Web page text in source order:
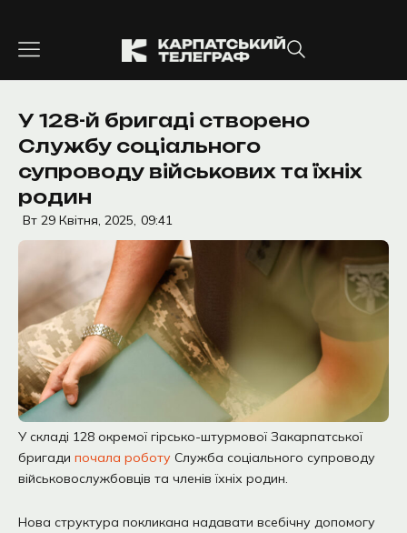
вмісту
У 128-й бригаді створено
Службу соціального
супроводу військових та їхніх
родин
Вт 29 Квітня, 2025, 09:41
У складі 128 окремої гірсько-штурмової Закарпатської
бригади почала роботу Служба соціального супроводу
військовослужбовців та членів їхніх родин.
Нова структура покликана надавати всебічну допомогу